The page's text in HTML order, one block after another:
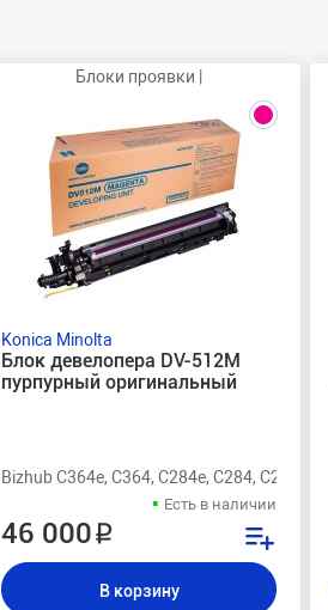
Блоки проявки |
Konica Minolta
Блок девелопера DV-512M
пурпурный оригинальный
Bizhub C364e, C364, C284e, C284, C224e,
Есть в наличии
46 000 ₽
В корзину